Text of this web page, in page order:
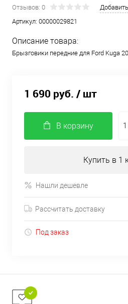
Отзывов: 0
Артикул: 00000029821
Описание товара:
Брызговики передние для Ford Kuga
1 690 руб. / шт
В корзину
Купить в 1
Нашли дешевле
Рассчитать доставку
Под заказ